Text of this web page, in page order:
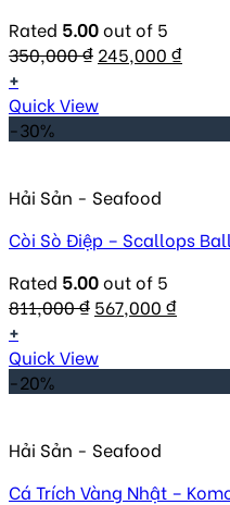
Rated 5.00out of 5
350,000₫ Original
was:
245,000 ₫
+
Quick View
-30%
Hải Sản - Seafood
Còi Sò Điệp – Scallops
Rated 5.00out of 5
811,000₫ Original
was:
567,000 ₫Current
+
Quick View
-20%
Hải Sản - Seafood
Cá Trích Vàng Nhật –